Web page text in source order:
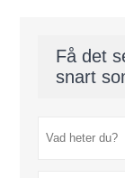
Få det
snart